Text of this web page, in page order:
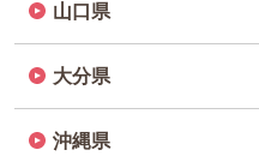
山口県
大分県
沖縄県